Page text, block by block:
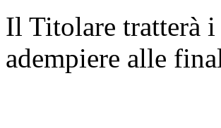
Il Titolare tratterà i
adempiere alle